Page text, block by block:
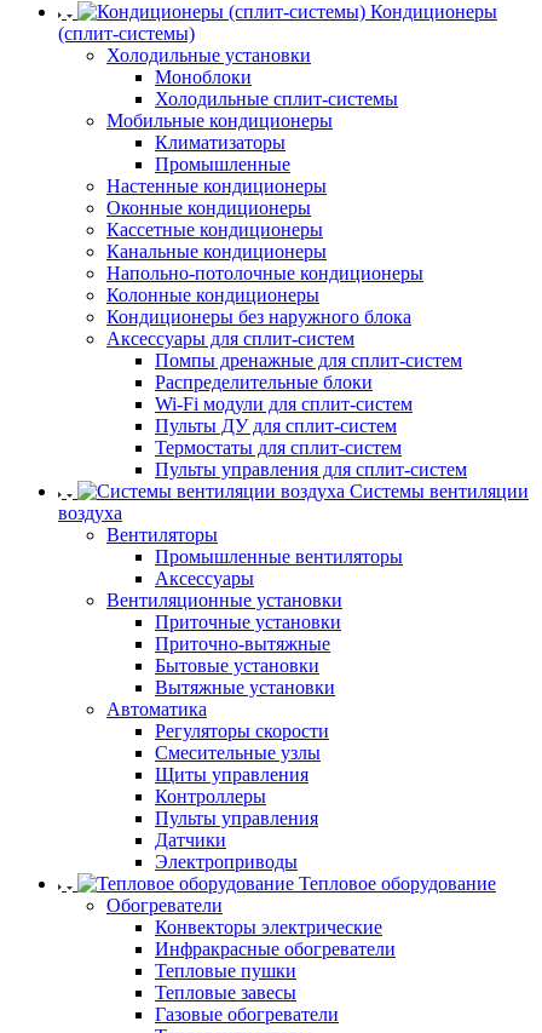
Кондиционеры
(сплит-системы)
Холодильные установки
Моноблоки
Холодильные сплит-системы
Мобильные кондиционеры
Климатизаторы
Промышленные
Настенные кондиционеры
Оконные кондиционеры
Кассетные кондиционеры
Канальные кондиционеры
Напольно-потолочные кондиционеры
Колонные кондиционеры
Кондиционеры без наружного блока
Аксессуары для сплит-систем
Помпы дренажные для сплит-систем
Распределительные блоки
Wi-Fi модули для сплит-систем
Пульты ДУ для сплит-систем
Термостаты для сплит-систем
Пульты управления для сплит-систем
Системы вентиляции
воздуха
Вентиляторы
Промышленные вентиляторы
Аксессуары
Вентиляционные установки
Приточные установки
Приточно-вытяжные
Бытовые установки
Вытяжные установки
Автоматика
Регуляторы скорости
Смесительные узлы
Щиты управления
Контроллеры
Пульты управления
Датчики
Электроприводы
Тепловое оборудование
Обогреватели
Конвекторы электрические
Инфракрасные обогреватели
Тепловые пушки
Тепловые завесы
Газовые обогреватели